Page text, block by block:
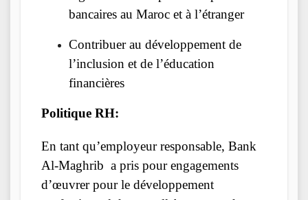
bancaires au Maroc et à l’étranger
Contribuer au développement de
l’inclusion et de l’éducation
financières
Politique RH:
En tant qu’employeur responsable, Bank
Al-Maghrib a pris pour engagements
d’œuvrer pour le développement